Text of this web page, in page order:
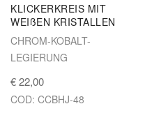
KLICKERKREIS MIT
WEIßEN KRISTALLEN
CHROM-KOBALT-
LEGIERUNG
€ 22,00
COD: CCBHJ-48